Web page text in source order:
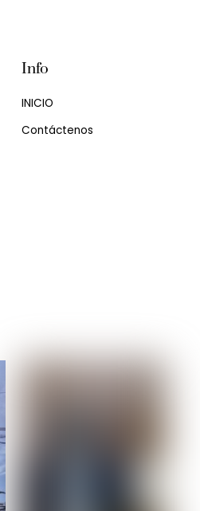
Info
INICIO
Contáctenos